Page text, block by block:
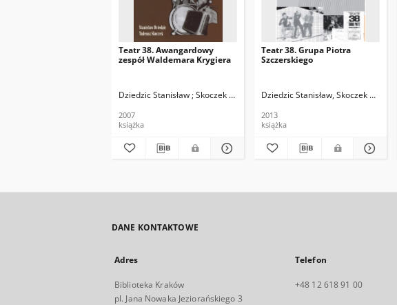
Teatr 38. Awangardowy
zespół Waldemara Krygiera
Dziedzic Stanisław ; Skoczek Tadeusz
2007
książka
Teatr 38. Grupa Piotra
Szczerskiego
Dziedzic Stanisław, Skoczek Tadeusz
2013
książka
DANE KONTAKTOWE
Adres
Biblioteka Kraków
pl. Jana Nowaka Jeziorańskiego 3
Telefon
+48 12 618 91 00